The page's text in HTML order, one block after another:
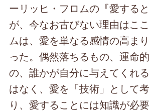
ーリッヒ・フロムの『愛すると
が、今なお古びない理由はこ
ムは、愛を単なる感情の高ま
った。偶然落ちるもの、運命
の、誰かが自分に与えてくれ
はなく、愛を「技術」として
り、愛することには知識が必